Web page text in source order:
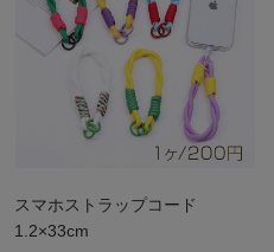
スマホストラップコード
1.2×33cm